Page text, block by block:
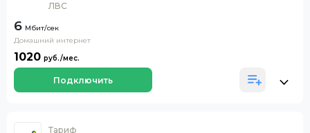
ЛВС
6
Домашний интернет
1020
Подключить
Тариф